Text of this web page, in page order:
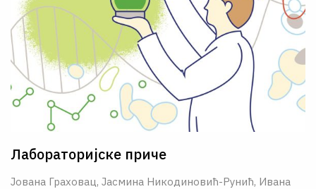
Лабораторијске приче
Јована Граховац, Јасмина Никодиновић-Рунић, Ивана